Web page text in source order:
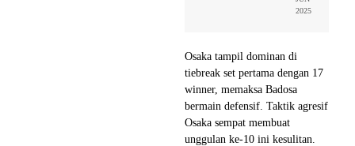
2025
Osaka tampil dominan di
tiebreak set pertama dengan 17
winner, memaksa Badosa
bermain defensif. Taktik agresif
Osaka sempat membuat
unggulan ke-10 ini kesulitan.